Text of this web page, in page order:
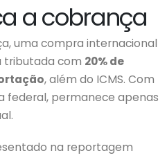
a cobrança
uma compra internacional
tributada com 20% de
, além do ICMS. Com
federal, permanece apenas
na reportagem